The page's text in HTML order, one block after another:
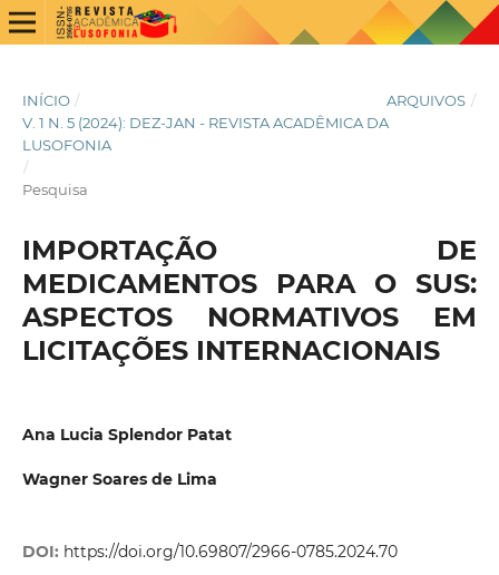
INÍCIO / ARQUIVOS /
V. 1 N. 5 (2024): DEZ-JAN - REVISTA ACADÊMICA DA
LUSOFONIA
/
Pesquisa
IMPORTAÇÃO DE
MEDICAMENTOS PARA O SUS:
ASPECTOS NORMATIVOS EM
LICITAÇÕES INTERNACIONAIS
Ana Lucia Splendor Patat
Wagner Soares de Lima
DOI: https://doi.org/10.69807/2966-0785.2024.70